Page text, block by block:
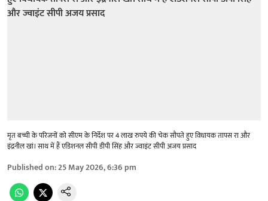
मृत बच्ची के परिजनों को सीएम के निर्देश पर 4 लाख रुपये की चेक सौपते हुए विधायक तापस रा और
इंद्रनील खां। साथ में हैं एडिशनल सीपी डीपी सिंह और ज्वाइंट सीपी अजय प्रसाद
Published on:25 May 2026, 6:36 pm